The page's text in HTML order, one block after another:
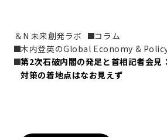
＆N 未来創発ラボ
コラム
木内登英のGlobal Economy &
第2次石破内閣の発足と首相記者会見
対策の着地点はなお見えず